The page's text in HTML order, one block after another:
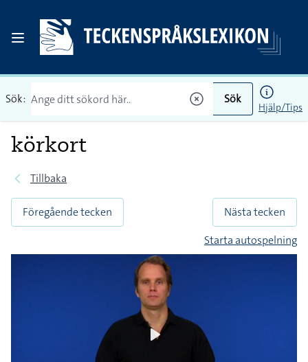
Sök: Sök
Hjälp/Tips
körkort
Tillbaka
Föregående tecken
Nästa tecken
Starta autospelning